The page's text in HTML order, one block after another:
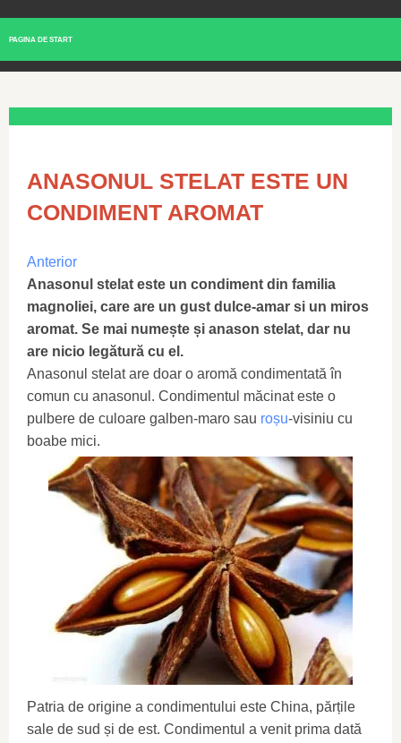
PAGINA DE START
ANASONUL STELAT ESTE UN
CONDIMENT AROMAT
Anterior
Anasonul stelat este un condiment din familia
magnoliei, care are un gust dulce-amar si un miros
aromat. Se mai numește și anason stelat, dar nu
are nicio legătură cu el.
Anasonul stelat are doar o aromă condimentată în
comun cu anasonul. Condimentul măcinat este o
pulbere de culoare galben-maro sau roșu-visiniu cu
boabe mici.
Patria de origine a condimentului este China, părțile
sale de sud și de est. Condimentul a venit prima dată